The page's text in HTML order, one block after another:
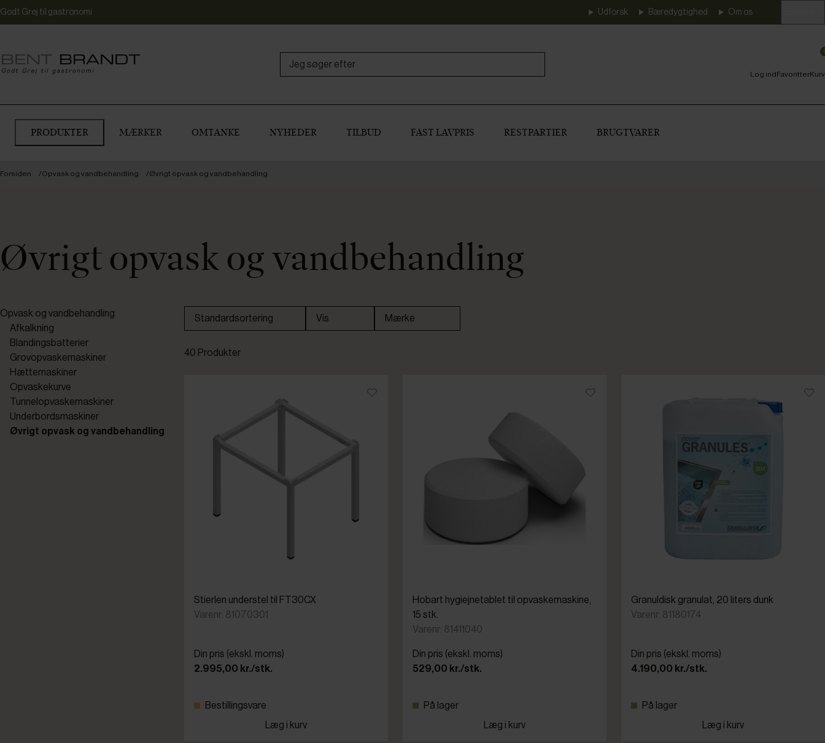
Godt Grej til gastronomi Udforsk Bæredygtighed Om os
Log indFavoritterKurv
PRODUKTER MÆRKER OMTANKE NYHEDER TILBUD FAST LAVPRIS RESTPARTIER BRUGTVARER
Forsiden Opvask og vandbehandling Øvrigt opvask og vandbehandling
Øvrigt opvask og vandbehandling
Opvask og vandbehandling
Afkalkning
Blandingsbatterier
Grovopvaskemaskiner
Hættemaskiner
Opvaskekurve
Tunnelopvaskemaskiner
Underbordsmaskiner
Øvrigt opvask og vandbehandling
Standardsortering Vis Mærke
40 Produkter
Stierlen understel til FT30CX
Varenr: 81070301
Din pris (ekskl. moms)
2.995,00 kr./stk.
Bestillingsvare
Læg i kurv
Hobart hygiejnetablet til opvaskemaskine,
15 stk.
Varenr: 81411040
Din pris (ekskl. moms)
529,00 kr./stk.
På lager
Læg i kurv
Granuldisk granulat, 20 liters dunk
Varenr: 81180174
Din pris (ekskl. moms)
4.190,00 kr./stk.
På lager
Læg i kurv